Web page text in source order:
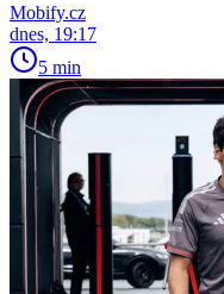
Mobify.cz
dnes, 19:17
5 min